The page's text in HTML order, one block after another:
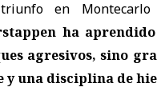
en
ha
agresivos, sino
y una disciplina de